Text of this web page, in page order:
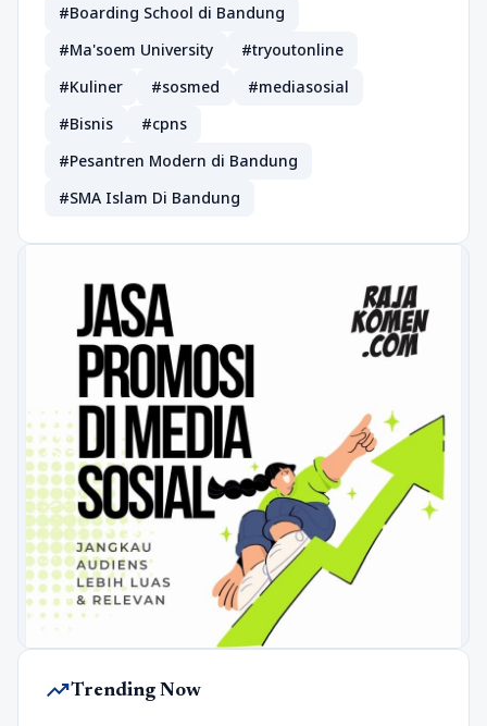
#Boarding School di Bandung
#Ma'soem University
#tryoutonline
#Kuliner
#sosmed
#mediasosial
#Bisnis
#cpns
#Pesantren Modern di Bandung
#SMA Islam Di Bandung
trending_upTrending Now